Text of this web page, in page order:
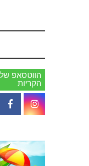
הווטסאפ
הקריות